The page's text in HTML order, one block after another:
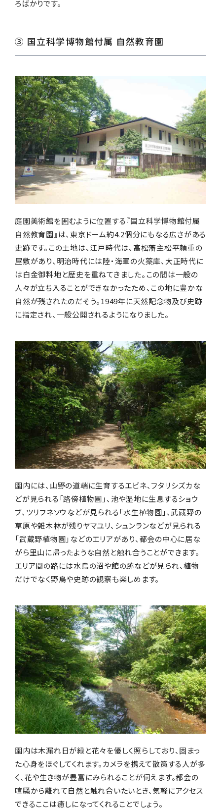
ろばかりです。
③ 国立科学博物館付属 自然教育園
庭園美術館を囲むように位置する『国立科学博物館付属
自然教育園』は、東京ドーム約4.2個分にもなる広さがある
史跡です。この土地は、江戸時代は、高松藩主松平頼重の
屋敷があり、明治時代には陸・海軍の火薬庫、大正時代に
は白金御料地と歴史を重ねてきました。この間は一般の
人々が立ち入ることができなかったため、この地に豊かな
自然が残されたのだそう。1949年に天然記念物及び史跡
に指定され、一般公開されるようになりました。
園内には、山野の道端に生育するエビネ、フタリシズカな
どが見られる「路傍植物園」、池や湿地に生息するショウ
ブ、ツリフネソウなどが見られる「水生植物園」、武蔵野の
草原や雑木林が残りヤマユリ、シュンランなどが見られる
「武蔵野植物園」などのエリアがあり、都会の中心に居な
がら里山に帰ったような自然と触れ合うことができます。
エリア間の路には水鳥の沼や館の跡などが見られ、植物
だけでなく野鳥や史跡の観察も楽しめます。
園内は木漏れ日が緑と花々を優しく照らしており、固まっ
た心身をほぐしてくれます。カメラを携えて散策する人が多
く、花や生き物が豊富にみられることが伺えます。都会の
喧騒から離れて自然と触れ合いたいとき、気軽にアクセス
できるここは癒しになってくれることでしょう。